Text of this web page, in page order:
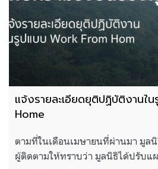
แจ้งรายละเอียดยุติปฏิบัติงานใ
Home
ตามที่ในเดือนเมษายนที่ผ่านมา มูล
ผู้ติดตามให้ทราบว่า มูลนิธิได้ปรับ